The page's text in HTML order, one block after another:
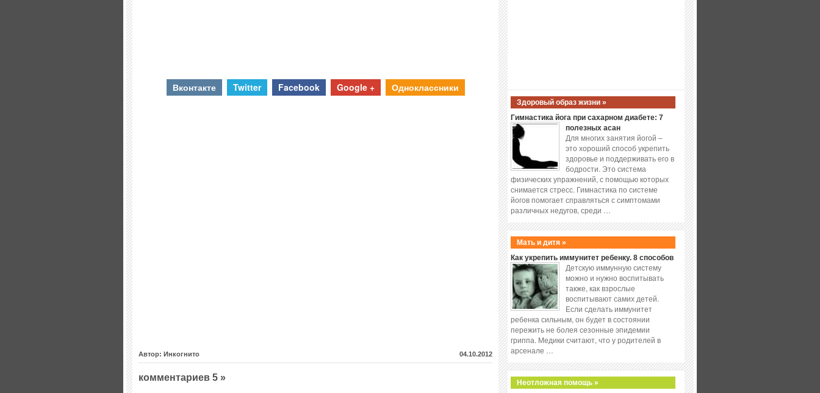
Вконтакте Twitter Facebook Google + Одноклассники
Автор: Инкогнито 04.10.2012
комментариев 5 »
Здоровый образ жизни »
Гимнастика йога при сахарном диабете: 7
полезных асан
Для многих занятия йогой –
это хороший способ укрепить
здоровье и поддерживать его в
бодрости. Это система
физических упражнений, с помощью которых
снимается стресс. Гимнастика по системе
йогов помогает справляться с симптомами
различных недугов, среди …
Мать и дитя »
Как укрепить иммунитет ребенку. 8 способов
Детскую иммунную систему
можно и нужно воспитывать
также, как взрослые
воспитывают самих детей.
Если сделать иммунитет
ребенка сильным, он будет в состоянии
пережить не болея сезонные эпидемии
гриппа. Медики считают, что у родителей в
арсенале …
Неотложная помощь »